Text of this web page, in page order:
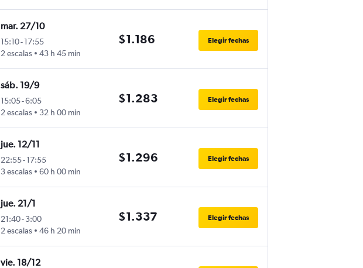
mar. 27/10
15:10-17:55
2 escalas
43 h 45 min
$1.186 Elegir fechas
sáb. 19/9
15:05-6:05
2 escalas
32 h 00 min
$1.283 Elegir fechas
jue. 12/11
22:55-17:55
3 escalas
60 h 00 min
$1.296 Elegir fechas
jue. 21/1
21:40-3:00
2 escalas
46 h 20 min
$1.337 Elegir fechas
vie. 18/12